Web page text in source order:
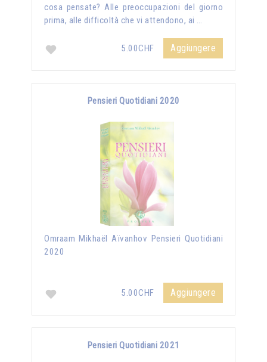
cosa pensate? Alle preoccupazioni del giorno
prima, alle difficoltà che vi attendono, ai …
5.00CHF Aggiungere
Pensieri Quotidiani 2020
Omraam Mikhaël Aïvanhov Pensieri Quotidiani
2020
5.00CHF Aggiungere
Pensieri Quotidiani 2021